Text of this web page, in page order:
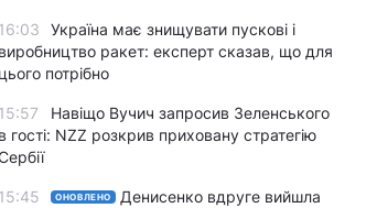
16:03
Україна має знищувати пускові і
виробництво ракет: експерт сказав, що для
цього потрібно
15:57
Навіщо Вучич запросив Зеленського
в гості: NZZ розкрив приховану стратегію
15:45 ОНОВЛЕНО
Денисенко вдруге вийшла